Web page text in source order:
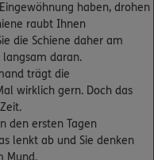
haben, drohen
raubt Ihnen
die Schiene daher am
langsam daran.
trägt die
wirklich gern. Doch das
den ersten Tagen
lenkt ab und Sie denken